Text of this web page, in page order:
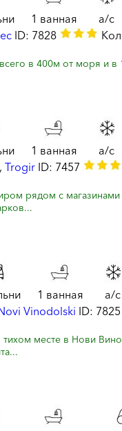
1 ванная
a/c
ID: 7828
в 400м от моря и
1 ванная
a/c
, Trogir ID: 7457
рядом с
1 ванная
a/c
Vinodolski ID:
месте в Нови